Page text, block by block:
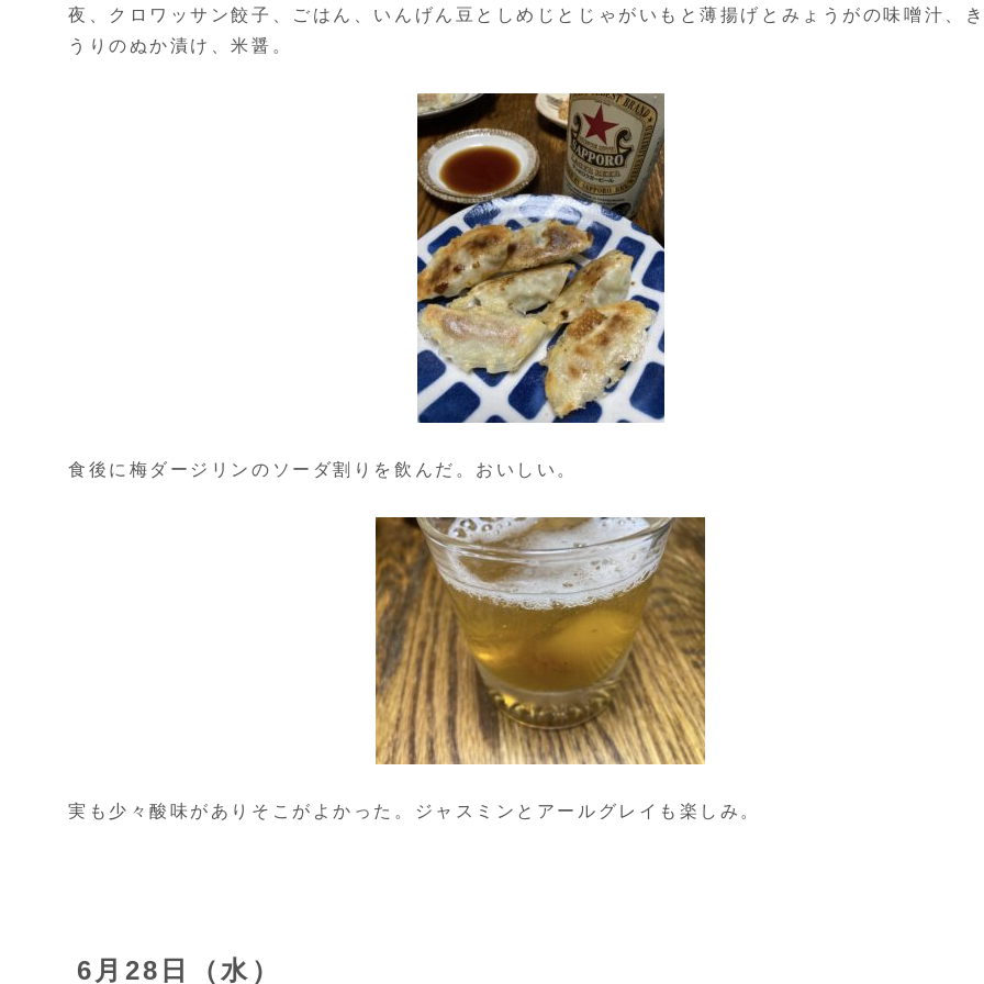
夜、クロワッサン餃子、ごはん、いんげん豆としめじとじゃがいもと薄揚げとみょうがの味噌汁、
うりのぬか漬け、米醤。
食後に梅ダージリンのソーダ割りを飲んだ。おいしい。
実も少々酸味がありそこがよかった。ジャスミンとアールグレイも楽しみ。
6月28日（水）